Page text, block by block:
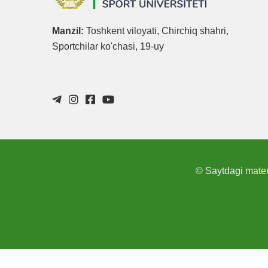
Manzil: Toshkent viloyati, Chirchiq shahri,
Sportchilar ko'chasi, 19-uy
© Saytdagi